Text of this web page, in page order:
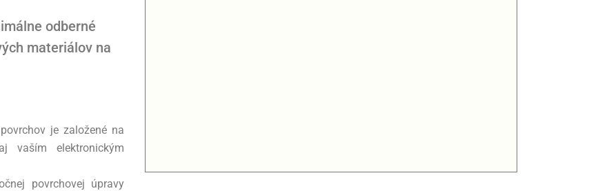
odberné
materiálov na
je založené na
vaším elektronickým
povrchovej úpravy